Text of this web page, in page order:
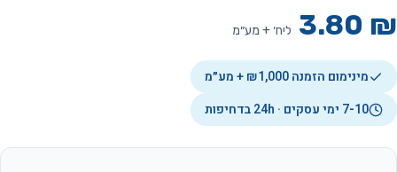
3.80 ₪ ליח׳ + מע״מ
מינימום הזמנה ₪1,000 + מע״מ
7-10 ימי עסקים · 24h בדחיפות